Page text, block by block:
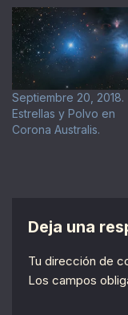
Septiembre 20, 2018.
Estrellas y Polvo en
Corona Australis.
Deja una
Tu dirección de
Los campos